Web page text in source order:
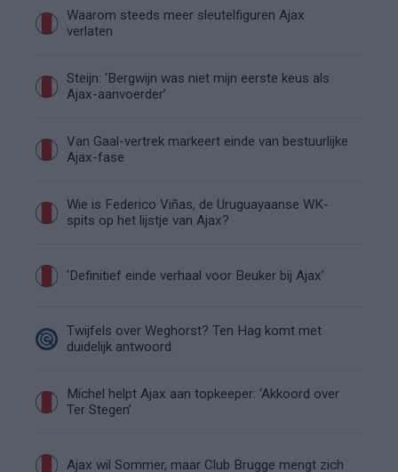
Waarom steeds meer sleutelfiguren Ajax
verlaten
Steijn: ‘Bergwijn was niet mijn eerste keus als
Ajax-aanvoerder’
Van Gaal-vertrek markeert einde van bestuurlijke
Ajax-fase
Wie is Federico Viñas, de Uruguayaanse WK-
spits op het lijstje van Ajax?
‘Definitief einde verhaal voor Beuker bij Ajax’
Twijfels over Weghorst? Ten Hag komt met
duidelijk antwoord
Míchel helpt Ajax aan topkeeper: ‘Akkoord over
Ter Stegen’
Ajax wil Sommer, maar Club Brugge mengt zich